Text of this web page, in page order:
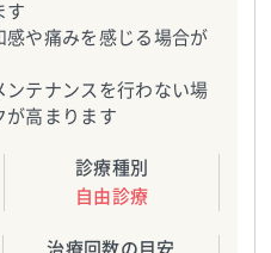
す
感や痛みを感じる場合が
ンテナンスを行わない場
が高まります
診療種別
自由診療
治療回数の目安